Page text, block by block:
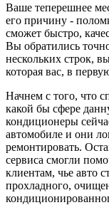
Ваше теперешнее
его причину -
сможет быстро,
Вы обратились
нескольких строк,
которая вас, в
Начнем с того, что
какой бы сфере
кондиционеры
автомобиле и они
ремонтировать.
сервиса смогли
клиентам, чье авто
прохладного,